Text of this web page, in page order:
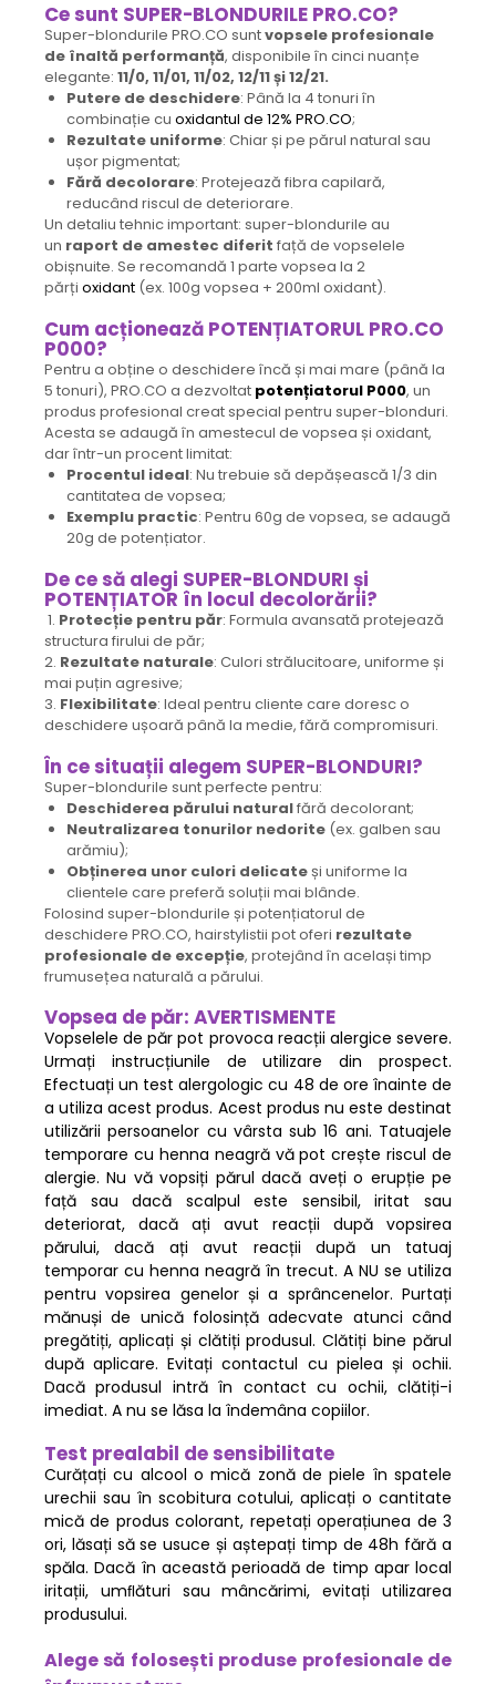
Ce sunt SUPER-BLONDURILE PRO.CO?
Super-blondurile PRO.CO suntvopsele profesionale
de înaltă performanță, disponibile în cinci nuanțe
elegante: 11/0, 11/01, 11/02, 12/11 și 12/21.
Putere de deschidere: Până la 4 tonuri în
combinație cu oxidantul de 12% PRO.CO;
Rezultate uniforme: Chiar și pe părul natural sau
ușor pigmentat;
Fără decolorare: Protejează fibra capilară,
reducând riscul de deteriorare.
Un detaliu tehnic important: super-blondurile au
un raport de amestec diferit față de vopselele
obișnuite. Se recomandă 1 parte vopsea la 2
părți oxidant (ex. 100g vopsea + 200ml oxidant).
Cum acționează POTENȚIATORUL PRO.CO
P000?
Pentru a obține o deschidere încă și mai mare (până la
5 tonuri), PRO.CO a dezvoltat potențiatorul P000, un
produs profesional creat special pentru super-blonduri.
Acesta se adaugă în amestecul de vopsea și oxidant,
dar într-un procent limitat:
Procentul ideal: Nu trebuie să depășească 1/3 din
cantitatea de vopsea;
Exemplu practic: Pentru 60g de vopsea, se adaugă
20g de potențiator.
De ce să alegi SUPER-BLONDURI și
POTENȚIATOR în locul decolorării?
1. Protecție pentru păr: Formula avansată protejează
structura firului de păr;
2. Rezultate naturale: Culori strălucitoare, uniforme și
mai puțin agresive;
3. Flexibilitate: Ideal pentru cliente care doresc o
deschidere ușoară până la medie, fără compromisuri.
În ce situații alegem SUPER-BLONDURI?
Super-blondurile sunt perfecte pentru:
Deschiderea părului naturalfără decolorant;
Neutralizarea tonurilor nedorite (ex. galben sau
arămiu);
Obținerea unor culori delicateși uniforme la
clientele care preferă soluții mai blânde.
Folosind super-blondurile și potențiatorul de
deschidere PRO.CO, hairstylistii pot oferi rezultate
profesionale de excepție, protejând în același timp
frumusețea naturală a părului.
Vopsea de păr: AVERTISMENTE
Vopselele de păr pot provoca reacții alergice severe.
Urmați instrucțiunile de utilizare din prospect.
Efectuați un test alergologic cu 48 de ore înainte de
a utiliza acest produs. Acest produs nu este destinat
utilizării persoanelor cu vârsta sub 16 ani. Tatuajele
temporare cu henna neagră vă pot crește riscul de
alergie. Nu vă vopsiți părul dacă aveți o erupție pe
față sau dacă scalpul este sensibil, iritat sau
deteriorat, dacă ați avut reacții după vopsirea
părului, dacă ați avut reacții după un tatuaj
temporar cu henna neagră în trecut. A NU se utiliza
pentru vopsirea genelor și a sprâncenelor. Purtați
mănuși de unică folosință adecvate atunci când
pregătiți, aplicați și clătiți produsul. Clătiți bine părul
după aplicare. Evitați contactul cu pielea și ochii.
Dacă produsul intră în contact cu ochii, clătiți-i
imediat. A nu se lăsa la îndemâna copiilor.
Test prealabil de sensibilitate
Curățați cu alcool o mică zonă de piele în spatele
urechii sau în scobitura cotului, aplicați o cantitate
mică de produs colorant, repetați operațiunea de 3
ori, lăsați să se usuce și aștepați timp de 48h fără a
spăla. Dacă în această perioadă de timp apar local
iritații, umﬂături sau mâncărimi, evitați utilizarea
produsului.
Alege să folosești produse profesionale de